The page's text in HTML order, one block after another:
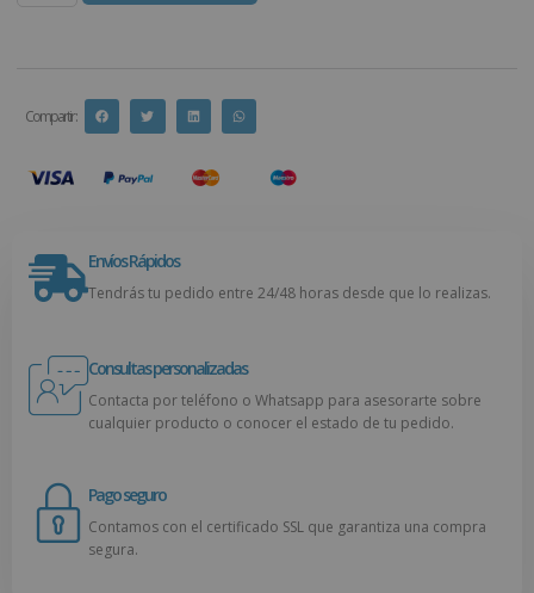
Compartir :
Envíos Rápidos
Tendrás tu pedido entre 24/48 horas desde que lo realizas.
Consultas personalizadas
Contacta por teléfono o Whatsapp para asesorarte sobre
cualquier producto o conocer el estado de tu pedido.
Pago seguro
Contamos con el certificado SSL que garantiza una compra
segura.